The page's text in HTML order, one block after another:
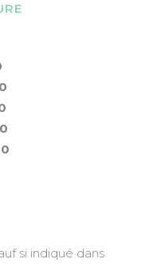
si indiqué dans